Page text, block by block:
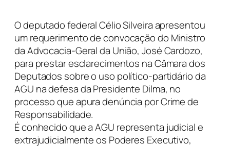
O deputado federal Célio Silveira apresentou
um requerimento de convocação do Ministro
da Advocacia-Geral da União, José Cardozo,
para prestar esclarecimentos na Câmara dos
Deputados sobre o uso político-partidário da
AGU na defesa da Presidente Dilma, no
processo que apura denúncia por Crime de
Responsabilidade.
É conhecido que a AGU representa judicial e
extrajudicialmente os Poderes Executivo,